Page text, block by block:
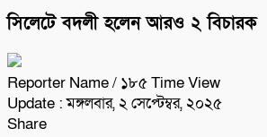
সিলেটে বদলী হলেন আরও ২ বিচারক
Reporter Name/ ১৮৫ Time View
Update : মঙ্গলবার, ২ সেপ্টেম্বর, ২০২৫
Share